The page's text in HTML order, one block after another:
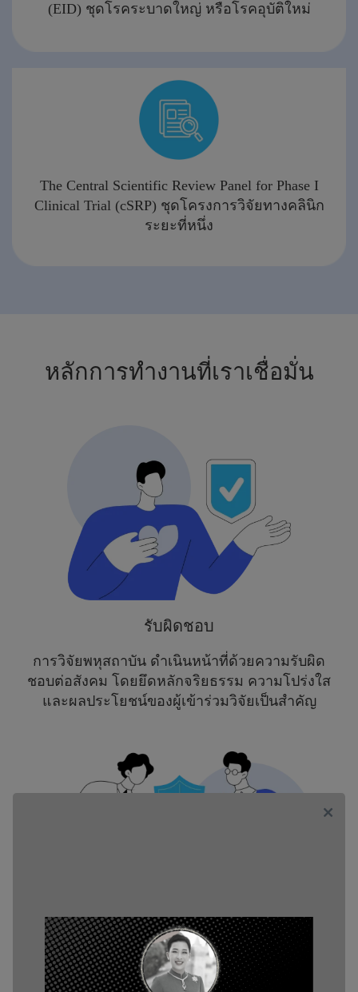
(EID) ชุดโรคระบาดใหญ่ หรือโรคอุบัติใหม่
The Central Scientific Review Panel for Phase I
Clinical Trial (cSRP) ชุดโครงการวิจัยทางคลินิก
ระยะที่หนึ่ง
หลักการทำงานที่เราเชื่อมั่น
รับผิดชอบ
การวิจัยพหุสถาบัน ดำเนินหน้าที่ด้วยความรับผิด
ชอบต่อสังคม โดยยึดหลักจริยธรรม ความโปร่งใส
และผลประโยชน์ของผู้เข้าร่วมวิจัยเป็นสำคัญ
โปร่งใส
คณะกรรมการกลางยึดหลักความโปร่งใสในการ